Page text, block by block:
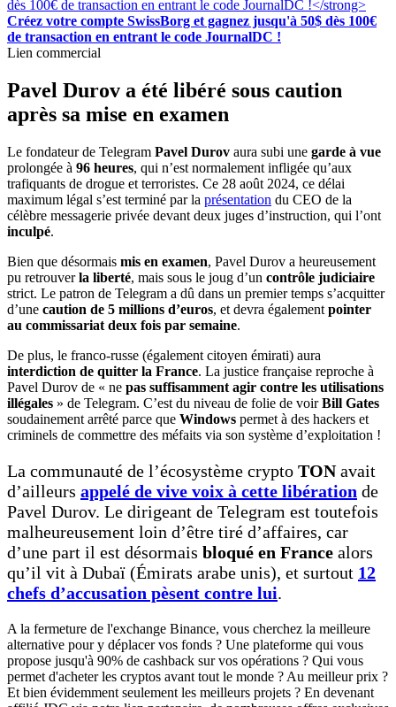
Créez votre compte SwissBorg et gagnez jusqu'à 50$ dès 100€
de transaction en entrant le code JournalDC !
Lien commercial
Pavel Durov a été libéré sous caution
après sa mise en examen
Le fondateur de Telegram Pavel Durov aura subi une garde à vue
prolongée à 96 heures, qui n’est normalement infligée qu’aux
trafiquants de drogue et terroristes. Ce 28 août 2024, ce délai
maximum légal s’est terminé par la présentation du CEO de la
célèbre messagerie privée devant deux juges d’instruction, qui l’ont
inculpé.
Bien que désormais mis en examen, Pavel Durov a heureusement
pu retrouverla liberté, mais sous le joug d’un contrôle judiciaire
strict. Le patron de Telegram a dû dans un premier temps s’acquitter
d’une caution de 5 millions d’euros, et devra également pointer
au commissariat deux fois par semaine.
De plus, le franco-russe (également citoyen émirati) aura
interdiction de quitter la France. La justice française reproche à
Pavel Durov de « ne pas suffisamment agir contre les utilisations
illégales » de Telegram. C’est du niveau de folie de voirBill Gates
soudainement arrêté parce que Windows permet à des hackers et
criminels de commettre des méfaits via son système d’exploitation !
La communauté de l’écosystème crypto TONavait
d’ailleurs appelé de vive voix à cette libération de
Pavel Durov. Le dirigeant de Telegram est toutefois
malheureusement loin d’être tiré d’affaires, car
d’une part il est désormais bloqué en France alors
qu’il vit à Dubaï (Émirats arabe unis), et surtout 12
chefs d’accusation pèsent contre lui.
A la fermeture de l'exchange Binance, vous cherchez la meilleure
alternative pour y déplacer vos fonds ? Une plateforme qui vous
propose jusqu'à 90% de cashback sur vos opérations ? Qui vous
permet d'acheter les cryptos avant tout le monde ? Au meilleur prix ?
Et bien évidemment seulement les meilleurs projets ? En devenant